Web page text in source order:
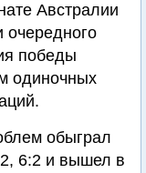
Австралии
очередного
победы
одиночных
обыграл
6:2 и вышел в